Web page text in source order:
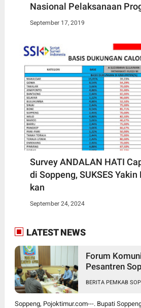
Nasional Pelaksanaan
September 17, 2019
Survey ANDALAN HATI
di Soppeng, SUKSES
kan
September 24, 2024
LATEST NEWS
Forum
Pesantren
BERITA PEMKAB
Soppeng, Pojoktimur.com---. Bupati